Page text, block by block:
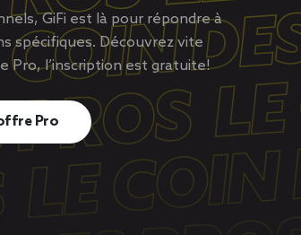
GiFi est là pour répondre à
spécifiques. Découvrez vite
Pro, l’inscription est gratuite!
Pro